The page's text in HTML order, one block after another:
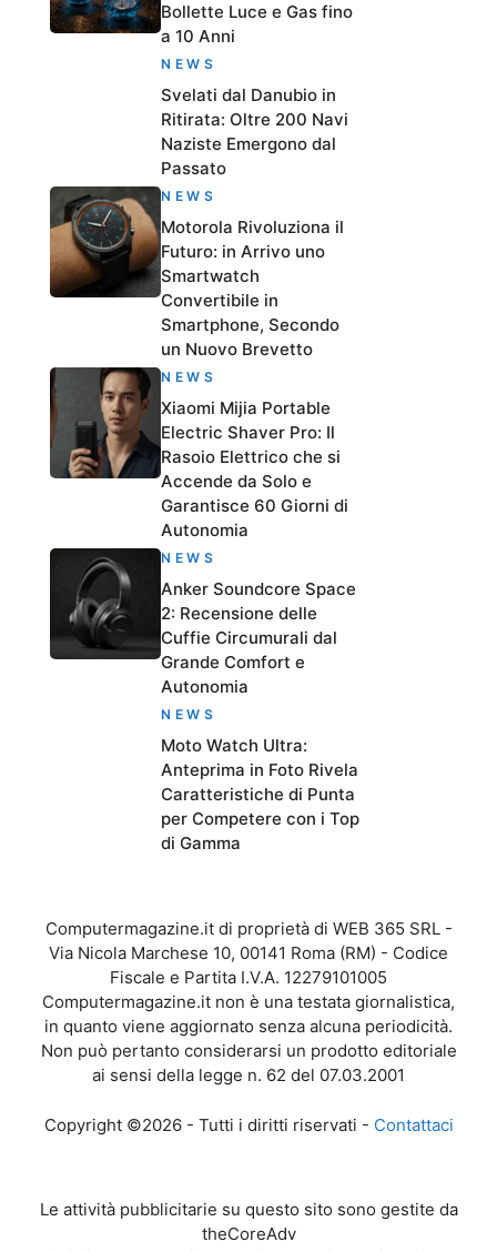
Bollette Luce e Gas fino
a 10 Anni
NEWS
Svelati dal Danubio in
Ritirata: Oltre 200 Navi
Naziste Emergono dal
Passato
NEWS
Motorola Rivoluziona il
Futuro: in Arrivo uno
Smartwatch
Convertibile in
Smartphone, Secondo
un Nuovo Brevetto
NEWS
Xiaomi Mijia Portable
Electric Shaver Pro: Il
Rasoio Elettrico che si
Accende da Solo e
Garantisce 60 Giorni di
Autonomia
NEWS
Anker Soundcore Space
2: Recensione delle
Cuffie Circumurali dal
Grande Comfort e
Autonomia
NEWS
Moto Watch Ultra:
Anteprima in Foto Rivela
Caratteristiche di Punta
per Competere con i Top
di Gamma
Computermagazine.it di proprietà di WEB 365 SRL -
Via Nicola Marchese 10, 00141 Roma (RM) - Codice
Fiscale e Partita I.V.A. 12279101005
Computermagazine.it non è una testata giornalistica,
in quanto viene aggiornato senza alcuna periodicità.
Non può pertanto considerarsi un prodotto editoriale
ai sensi della legge n. 62 del 07.03.2001
Copyright ©2026 - Tutti i diritti riservati - Contattaci
Le attività pubblicitarie su questo sito sono gestite da
theCoreAdv